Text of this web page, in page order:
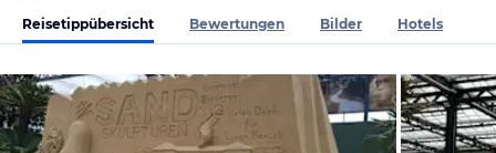
Reisetippübersicht Bewertungen Bilder Hotels